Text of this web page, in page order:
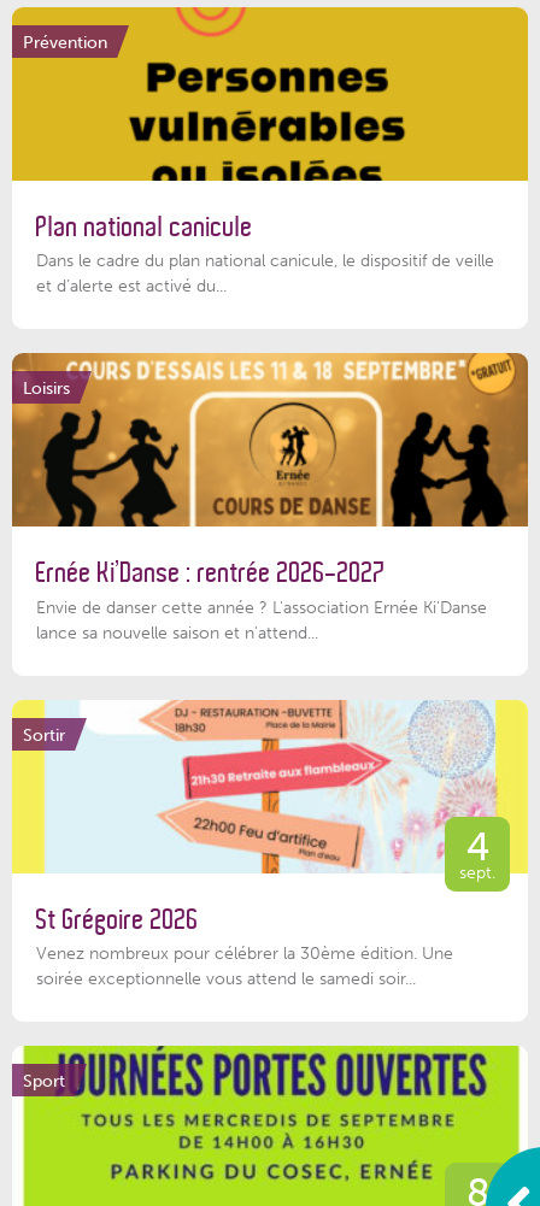
Prévention
Plan national canicule
Dans le cadre du plan national canicule, le dispositif de veille
et d’alerte est activé du...
Loisirs
Ernée Ki’Danse : rentrée 2026-2027
Envie de danser cette année ? L'association Ernée Ki'Danse
lance sa nouvelle saison et n'attend...
Sortir
4
sept.
St Grégoire 2026
Venez nombreux pour célébrer la 30ème édition. Une
soirée exceptionnelle vous attend le samedi soir...
Sport
8